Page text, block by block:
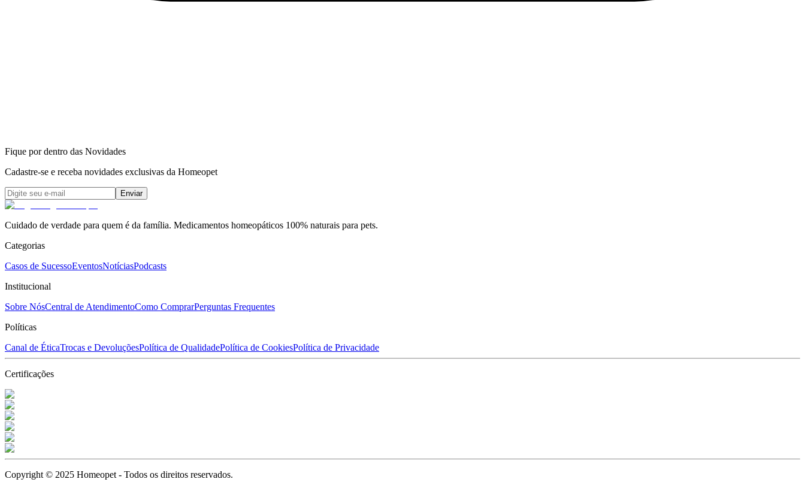
Fique por dentro das Novidades
Cadastre-se e receba novidades exclusivas da Homeopet
Enviar
Cuidado de verdade para quem é da família. Medicamentos homeopáticos 100% naturais para pets.
Categorias
Casos de SucessoEventosNotíciasPodcasts
Institucional
Sobre NósCentral de AtendimentoComo ComprarPerguntas Frequentes
Políticas
Canal de ÉticaTrocas e DevoluçõesPolítica de QualidadePolítica de CookiesPolítica de Privacidade
Certificações
Copyright © 2025 Homeopet - Todos os direitos reservados.